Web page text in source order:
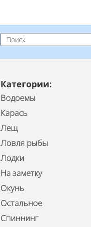
Категории:
Водоемы
Карась
Лещ
Ловля рыбы
Лодки
На заметку
Окунь
Остальное
Спиннинг